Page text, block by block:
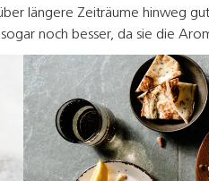
längere Zeiträume hinweg
noch besser, da sie die